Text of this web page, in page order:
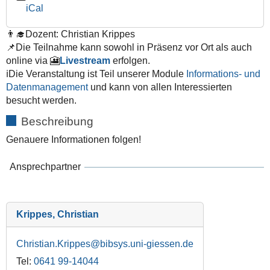
2026-
06-
24T10:15:00+02:00
2026-
06-
24T11:45:00+02:00
iCal
👨‍🎓Dozent: Christian Krippes
📌Die Teilnahme kann sowohl in Präsenz vor Ort als auch
online via 🎦Livestream erfolgen.
ℹ️Die Veranstaltung ist Teil unserer Module Informations- und
Datenmanagementund kann von allen Interessierten
besucht werden.
Beschreibung
Genauere Informationen folgen!
Ansprechpartner
Krippes, Christian
Christian.Krippes
Tel: 0641 99-14044